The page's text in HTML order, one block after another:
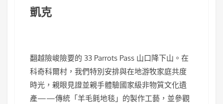
凱克
翻越險峻險要的 33 Parrots Pass 山口降下山。在
科奇科爾村，我們特別安排與在地游牧家庭共度
時光，親眼見證並親手體驗國家級非物質文化遺
產——傳統「羊毛氈地毯」的製作工藝，並參觀